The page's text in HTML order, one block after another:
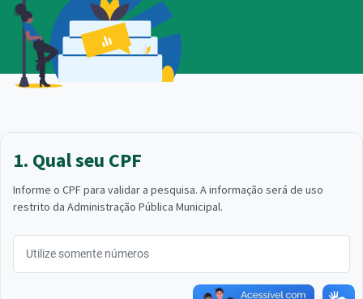
1. Qual seu CPF
Informe o CPF para validar a pesquisa. A informação será de uso
restrito da Administração Pública Municipal.